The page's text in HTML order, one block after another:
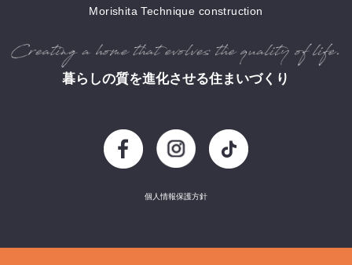
Morishita Technique construction
暮らしの質を進化させる住まいづくり
個人情報保護方針